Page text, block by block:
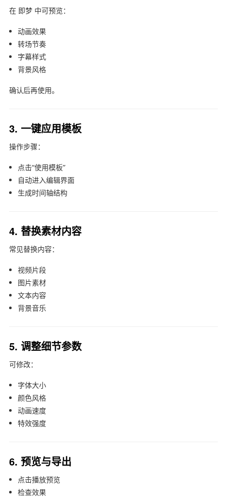
在 即梦中可预览：
动画效果
转场节奏
字幕样式
背景风格
确认后再使用。
3. 一键应用模板
操作步骤：
点击“使用模板”
自动进入编辑界面
生成时间轴结构
4. 替换素材内容
常见替换内容：
视频片段
图片素材
文本内容
背景音乐
5. 调整细节参数
可修改：
字体大小
颜色风格
动画速度
特效强度
6. 预览与导出
点击播放预览
检查效果